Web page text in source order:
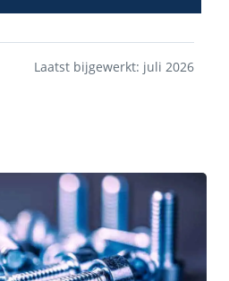
Laatst bijgewerkt: juli 2026